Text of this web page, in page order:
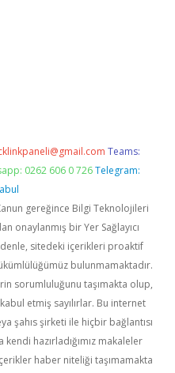
Teams:
0262 606 0 726 Telegram:
gereğince Bilgi Teknolojileri
onaylanmış bir Yer Sağlayıcı
sitedeki içerikleri proaktif
bulunmamaktadır.
sorumluluğunu taşımakta olup,
etmiş sayılırlar. Bu internet
şahıs şirketi ile hiçbir bağlantısı
hazırladığımız makaleler
haber niteliği taşımamakta